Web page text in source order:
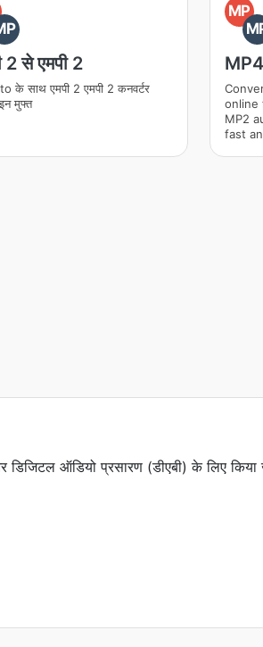
2 से एमपी 2
के साथ एमपी 2 एमपी 2 कनवर्टर
मुफ्त
MP
online
MP2
fast
ऑडियो प्रसारण (डीएबी) के लिए किया